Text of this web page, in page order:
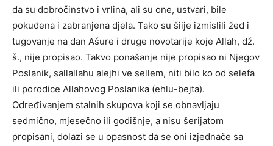
da su dobročinstvo i vrlina, ali su one, ustvari, bile
pokuđena i zabranjena djela. Tako su šiije izmislili žeđ i
tugovanje na dan Ašure i druge novotarije koje Allah, dž.
š., nije propisao. Takvo ponašanje nije propisao ni Njegov
Poslanik, sallallahu alejhi ve sellem, niti bilo ko od selefa
ili porodice Allahovog Poslanika (ehlu-bejta).
Određivanjem stalnih skupova koji se obnavljaju
sedmično, mjesečno ili godišnje, a nisu šerijatom
propisani, dolazi se u opasnost da se oni izjednače sa